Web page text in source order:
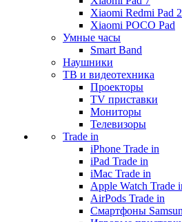
Xiaomi Redmi Pad 2
Xiaomi POCO Pad
Умные часы
Smart Band
Наушники
ТВ и видеотехника
Проекторы
TV приставки
Мониторы
Телевизоры
Trade in
iPhone Trade in
iPad Trade in
iMac Trade in
Apple Watch Trade
AirPods Trade in
Смартфоны